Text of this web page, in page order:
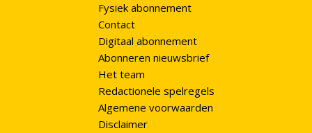
Fysiek abonnement
Contact
Digitaal abonnement
Abonneren nieuwsbrief
Het team
Redactionele spelregels
Algemene voorwaarden
Disclaimer